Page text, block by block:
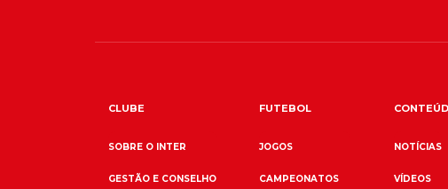
CLUBE
SOBRE O INTER
GESTÃO E CONSELHO
FUTEBOL
JOGOS
CAMPEONATOS
NOTÍCIAS
VÍDEOS